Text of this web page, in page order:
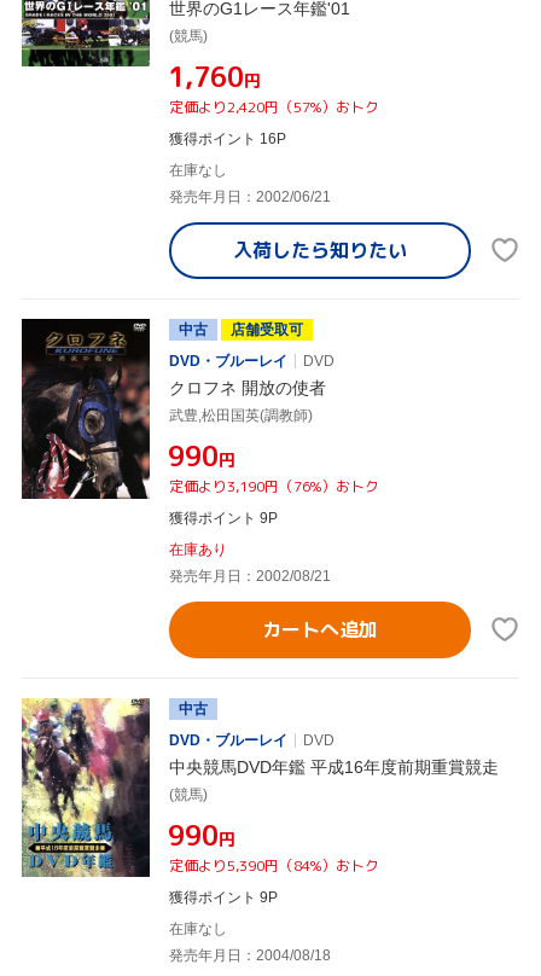
世界のG1レース年鑑'01
(競馬)
¥1,760円
定価より2,420円（57%）おトク
獲得ポイント 16P
在庫なし
発売年月日：2002/06/21
入荷したら知りたい
中古
店舗受取可
DVD・ブルーレイ
DVD
クロフネ 開放の使者
武豊,松田国英(調教師)
¥990円
定価より3,190円（76%）おトク
獲得ポイント 9P
在庫あり
発売年月日：2002/08/21
カートへ追加
中古
DVD・ブルーレイ
DVD
中央競馬DVD年鑑 平成16年度前期重賞競走
(競馬)
¥990円
定価より5,390円（84%）おトク
獲得ポイント 9P
在庫なし
発売年月日：2004/08/18